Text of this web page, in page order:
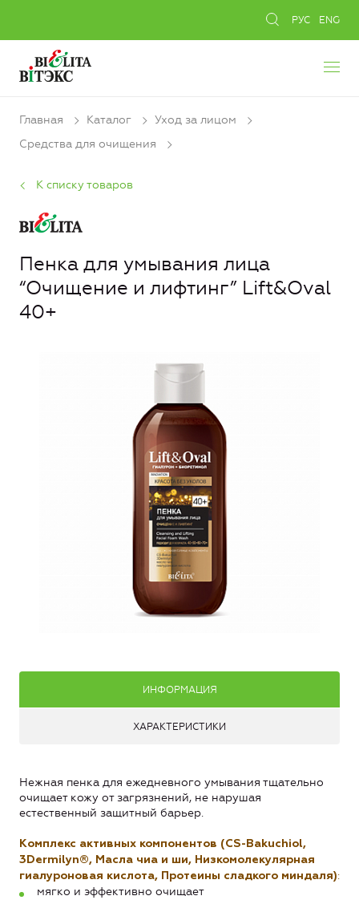
РУС ENG
Главная Каталог
Уход за лицом
Средства для очищения
К списку товаров
Пенка для умывания лица
“Очищение и лифтинг” Lift&Oval
40+
ИНФОРМАЦИЯ
ХАРАКТЕРИСТИКИ
Нежная пенка для ежедневного умывания тщательно
очищает кожу от загрязнений, не нарушая
естественный защитный барьер.
Комплекс активных компонентов (CS-Bakuchiol,
3Dermilyn®, Масла чиа и ши, Низкомолекулярная
гиалуроновая кислота, Протеины сладкого миндаля):
мягко и эффективно очищает